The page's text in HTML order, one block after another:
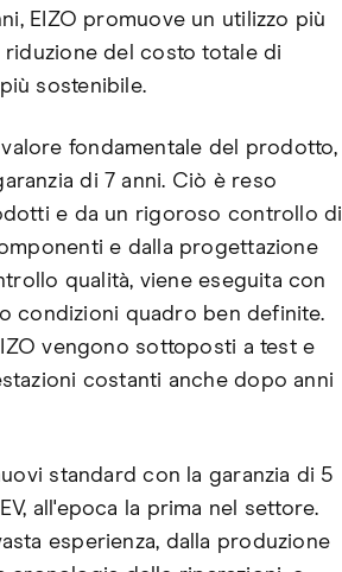
EIZO promuove un utilizzo più
del costo totale di
sostenibile.
fondamentale del prodotto,
di 7 anni. Ciò è reso
e da un rigoroso controllo di
e dalla progettazione
qualità, viene eseguita con
condizioni quadro ben definite.
vengono sottoposti a test e
costanti anche dopo anni
standard con la garanzia di 5
all'epoca la prima nel settore.
esperienza, dalla produzione